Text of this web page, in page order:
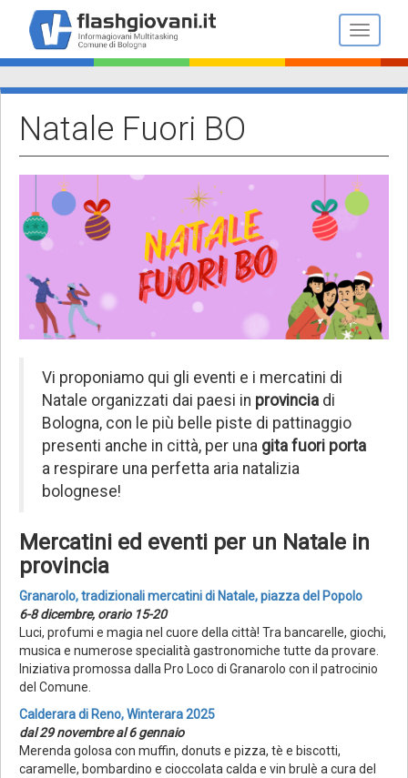
contenuto
principale
Toggle
Natale Fuori BO
Vi proponiamo qui gli eventi e i mercatini di
Natale organizzati dai paesi in provincia di
Bologna, con le più belle piste di pattinaggio
presenti anche in città, per una gita fuori porta
a respirare una perfetta aria natalizia
bolognese!
Mercatini ed eventi per un Natale in
provincia
Granarolo, tradizionali mercatini di Natale, piazza del Popolo
6-8 dicembre, orario 15-20
Luci, profumi e magia nel cuore della città! Tra bancarelle, giochi,
musica e numerose specialità gastronomiche tutte da provare.
Iniziativa promossa dalla Pro Loco di Granarolo con il patrocinio
del Comune.
Calderara di Reno, Winterara 2025
dal 29 novembre al 6 gennaio
Merenda golosa con muffin, donuts e pizza, tè e biscotti,
caramelle, bombardino e cioccolata calda e vin brulè a cura del